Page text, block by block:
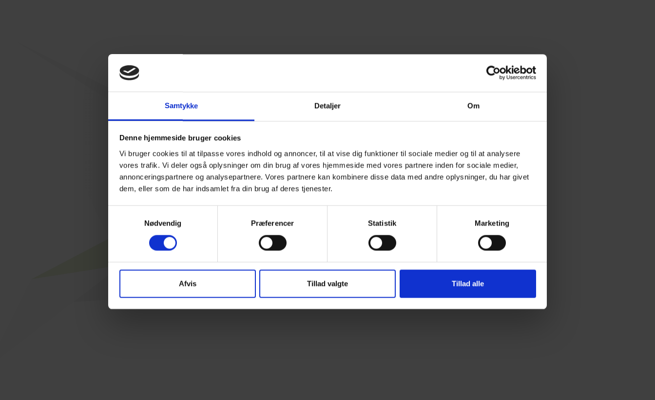
Samtykke Detaljer Om
Denne hjemmeside bruger cookies
Vi bruger cookies til at tilpasse vores indhold og annoncer, til at vise dig funktioner til sociale medier og til at analysere
vores trafik. Vi deler også oplysninger om din brug af vores hjemmeside med vores partnere inden for sociale medier,
annonceringspartnere og analysepartnere. Vores partnere kan kombinere disse data med andre oplysninger, du har givet
dem, eller som de har indsamlet fra din brug af deres tjenester.
Nødvendig
Præferencer Statistik Marketing
Afvis Tillad valgte Tillad alle
Vi tilbyder innovativ
med et fokus på bæredygtighed